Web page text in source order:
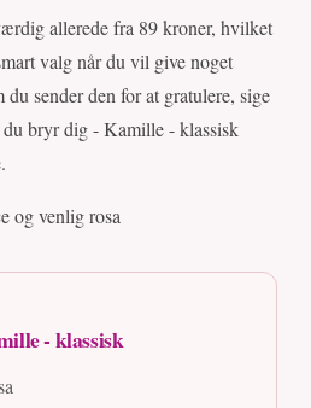
allerede fra 89 kroner, hvilket
valg når du vil give noget
sender den for at gratulere, sige
bryr dig - Kamille - klassisk
og venlig rosa
- klassisk